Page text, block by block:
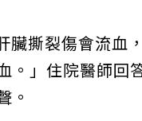
臟撕裂傷會流血
。」住院醫師回
。